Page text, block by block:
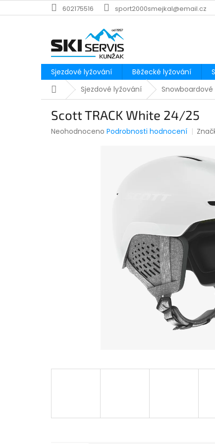
na
602175516 sport2000smejkal@email.cz
Sjezdové lyžování Běžecké lyžování
DomůSjezdové lyžování
Scott TRACK White 24/25
Průměrné
Neohodnoceno Podrobnosti hodnocení